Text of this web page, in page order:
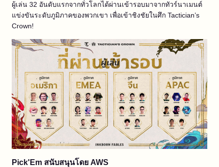
ผู้เล่น 32 อันดับแรกจากทั่วโลกได้ผ่านเข้ารอบมาจากทัวร์นาเมนต์
แข่งขันระดับภูมิภาคของพวกเขา เพื่อเข้าชิงชัยในศึก Tactician’s
Crown!
Pick'Em สนับสนุนโดย AWS